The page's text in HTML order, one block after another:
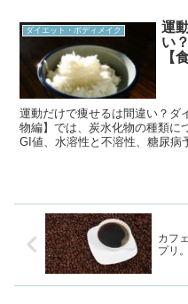
ダイエット・ボディメイク
運
い
【
運動だけで痩せるは間違い？ダ
物編】では、炭水化物の種類に
GI値、水溶性と不溶性、糖尿病
カフ
プリ